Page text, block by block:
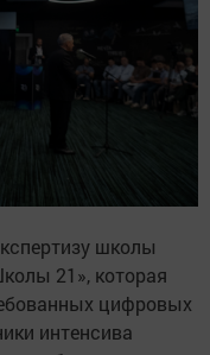
школы
21», которая
цифровых
интенсива